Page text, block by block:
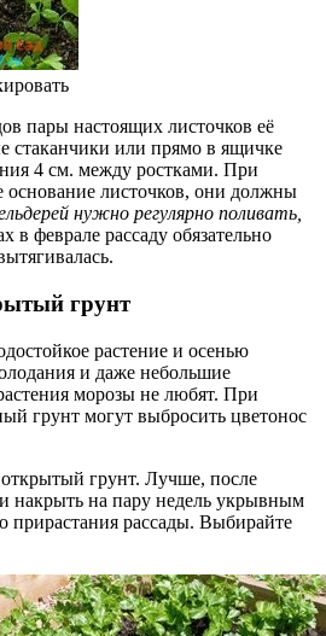
пары настоящих листочков её
стаканчики или прямо в ящичке
4 см. между ростками. При
основание листочков, они должны
нужно регулярно поливать,
в феврале рассаду обязательно
грунт
растение и осенью
и даже небольшие
морозы не любят. При
грунт могут выбросить цветонос
грунт. Лучше, после
накрыть на пару недель укрывным
прирастания рассады. Выбирайте